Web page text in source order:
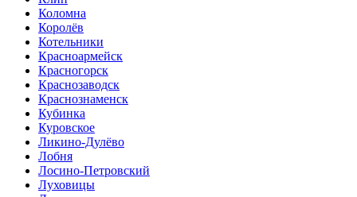
Коломна
Королёв
Котельники
Красноармейск
Красногорск
Краснозаводск
Краснознаменск
Кубинка
Куровское
Ликино-Дулёво
Лобня
Лосино-Петровский
Луховицы